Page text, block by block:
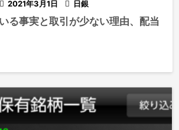
 2021年3月1日  日銀
る事実と取引が少ない理由、配当